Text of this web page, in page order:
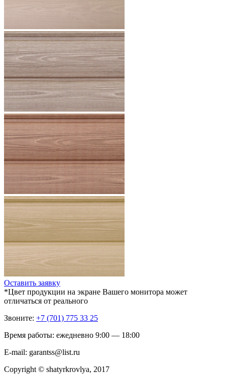
Оставить заявку
*Цвет продукции на экране Вашего монитора может
отличаться от реального
Звоните: +7 (701) 775 33 25
Время работы: ежедневно 9:00 — 18:00
E-mail: garantss@list.ru
Copyright © shatyrkrovlya, 2017